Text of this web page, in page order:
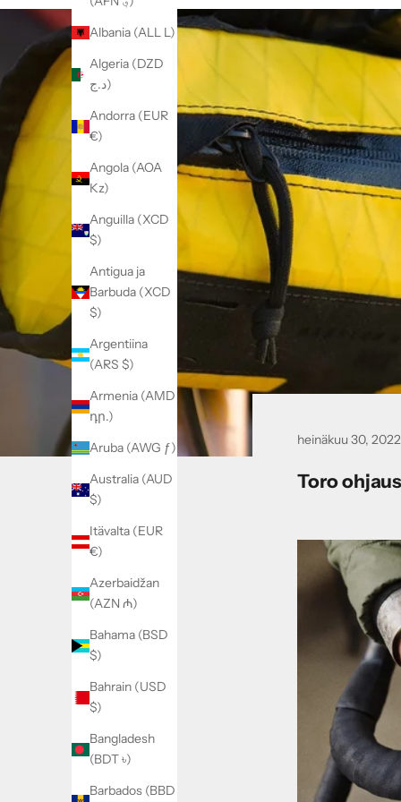
Albania (ALL L)
Algeria (DZD
د.ج)
Andorra (EUR
€)
Angola (AOA
Kz)
Anguilla (XCD
$)
Antigua ja
Barbuda (XCD
$)
Argentiina
(ARS $)
Armenia (AMD
դր.)
Aruba (AWG ƒ)
Australia (AUD
$)
Itävalta (EUR
€)
Azerbaidžan
(AZN ₼)
Bahama (BSD
$)
Bahrain (USD
$)
Bangladesh
(BDT ৳)
Barbados (BBD
heinäkuu 30, 2022
Toro